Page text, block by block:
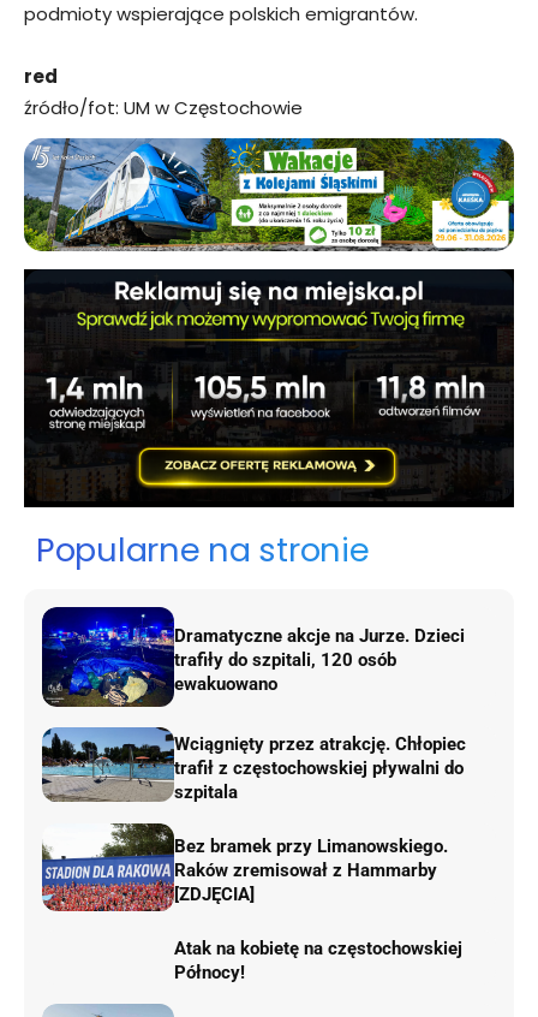
podmioty wspierające polskich emigrantów.
red
źródło/fot: UM w Częstochowie
Popularne na stronie
Dramatyczne akcje na Jurze. Dzieci
trafiły do szpitali, 120 osób
ewakuowano
Wciągnięty przez atrakcję. Chłopiec
trafił z częstochowskiej pływalni do
szpitala
Bez bramek przy Limanowskiego.
Raków zremisował z Hammarby
[ZDJĘCIA]
Atak na kobietę na częstochowskiej
Północy!